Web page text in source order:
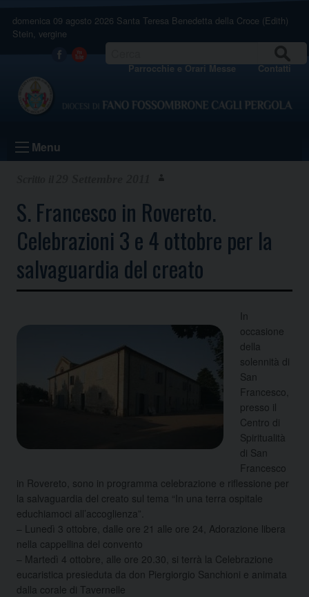
content
domenica 09 agosto 2026 Santa Teresa Benedetta della Croce (Edith)
Stein, vergine
Facebook
Youtube Parrocchie e Orari Messe Contatti
Menu
S. Francesco in Rovereto.
Celebrazioni 3 e 4 ottobre per la
salvaguardia del creato
In
occasione
della
solennità di
San
Francesco,
presso il
Centro di
Spiritualità
di San
Francesco
in Rovereto, sono in programma celebrazione e riflessione per
la salvaguardia del creato sul tema “In una terra ospitale
educhiamoci all’accoglienza”.
– Lunedì 3 ottobre, dalle ore 21 alle ore 24, Adorazione libera
nella cappellina del convento
– Martedì 4 ottobre, alle ore 20.30, si terrà la Celebrazione
eucaristica presieduta da don Piergiorgio Sanchioni e animata
dalla corale di Tavernelle